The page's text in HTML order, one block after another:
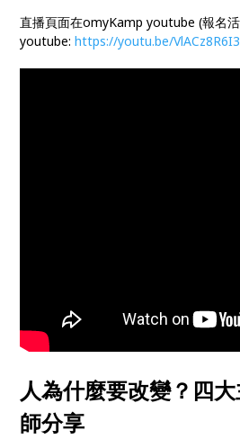
直播頁面在omyKamp youtube (報名
youtube:https://youtu.be/
人為什麼要改變？四
師分享